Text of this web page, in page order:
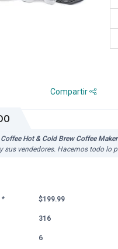
Compartir
Hot & Cold Brew Coffee
sus vendedores. Hacemos todo
* $199.99
316
6